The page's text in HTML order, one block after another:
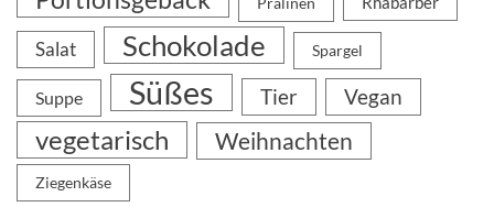
Salat Schokolade Spargel
Suppe Süßes Tier Vegan
vegetarisch Weihnachten
Ziegenkäse